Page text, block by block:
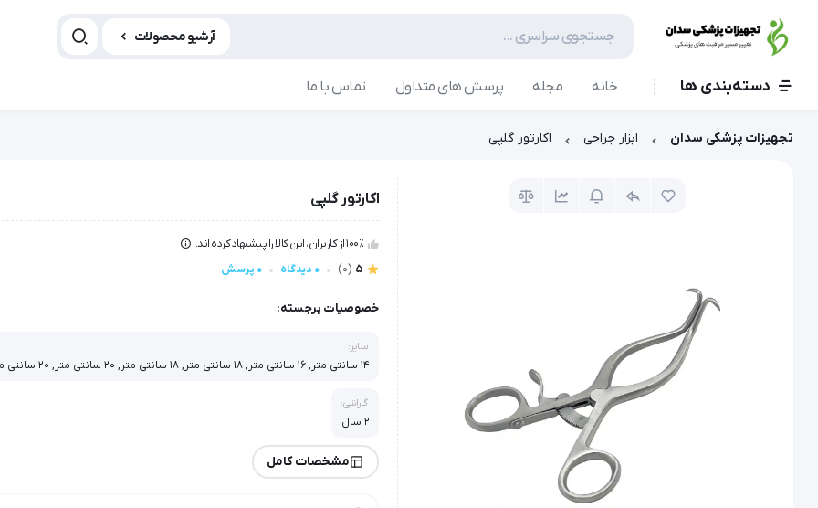
آرشیو محصولات
دسته‌بندی ها خانه مجله پرسش های متداول تماس با ما
تجهیزات پزشکی سدان ابزار جراحی اکارتور گلپی
اکارتور گلپی
100٪ از کاربران، این کالا را پیشنهاد کرده اند.
5
(0) 0 دیدگاه 0 پرسش
خصوصیات برجسته:
سایز:
14 سانتی متر, 16 سانتی متر, 18 سانتی متر, 18 سانتی متر, 20 سانتی متر, 20 سانتی متر
گارانتی:
2 سال
مشخصات کامل